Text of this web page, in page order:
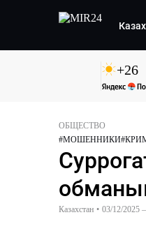
+26
ОБЩЕСТВО
#МОШЕННИКИ#
Казахстан • 03/12/2025